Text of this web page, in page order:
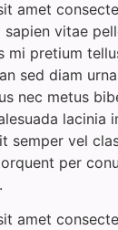
amet
vitae
mi pretium
sed diam
nec metus
lacinia
semper vel
per
amet